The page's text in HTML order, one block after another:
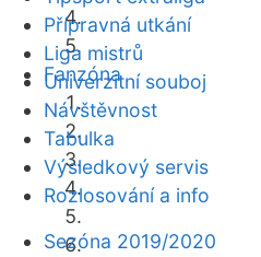
Fanzóna
Přípravná utkání
Liga mistrů
Univerzitní souboj
Návštěvnost
Tabulka
Výsledkový servis
Rozlosování a info
Sezóna 2019/2020